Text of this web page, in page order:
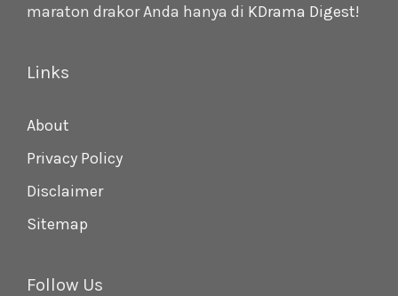
maraton drakor Anda hanya di KDrama Digest!
Links
About
Privacy Policy
Disclaimer
Sitemap
Follow Us